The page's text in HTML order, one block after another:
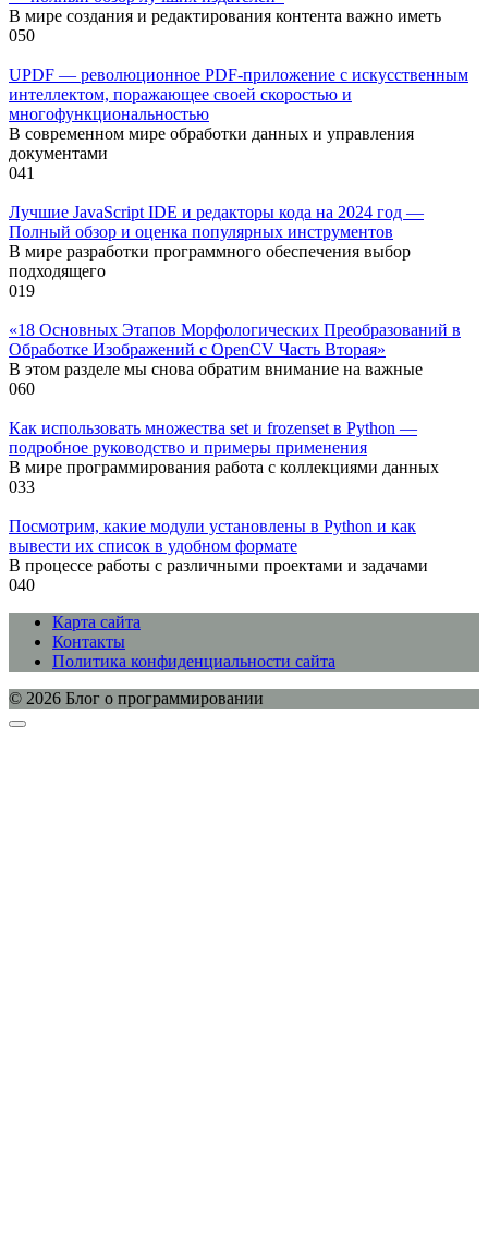
В мире создания и редактирования контента важно иметь
050
UPDF — революционное PDF-приложение с искусственным
интеллектом, поражающее своей скоростью и
многофункциональностью
В современном мире обработки данных и управления
документами
041
Лучшие JavaScript IDE и редакторы кода на 2024 год —
Полный обзор и оценка популярных инструментов
В мире разработки программного обеспечения выбор
подходящего
019
«18 Основных Этапов Морфологических Преобразований в
Обработке Изображений с OpenCV Часть Вторая»
В этом разделе мы снова обратим внимание на важные
060
Как использовать множества set и frozenset в Python —
подробное руководство и примеры применения
В мире программирования работа с коллекциями данных
033
Посмотрим, какие модули установлены в Python и как
вывести их список в удобном формате
В процессе работы с различными проектами и задачами
040
Карта сайта
Контакты
Политика конфиденциальности сайта
© 2026 Блог о программировании